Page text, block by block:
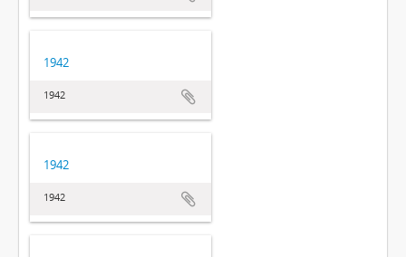
1942
1942
1942
1942